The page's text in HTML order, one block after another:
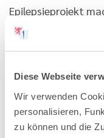
Diese Webseite
Wir verwenden
personalisieren,
zu können und die
Epilepsieprojekt
Nervenzellen
Und noch mehr: Es
und
Situation der